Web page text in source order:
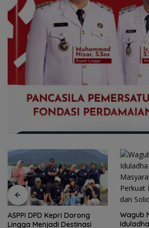
Dorong
Destinasi
Wagub Nyanyang Salat
Iduladha Bersama